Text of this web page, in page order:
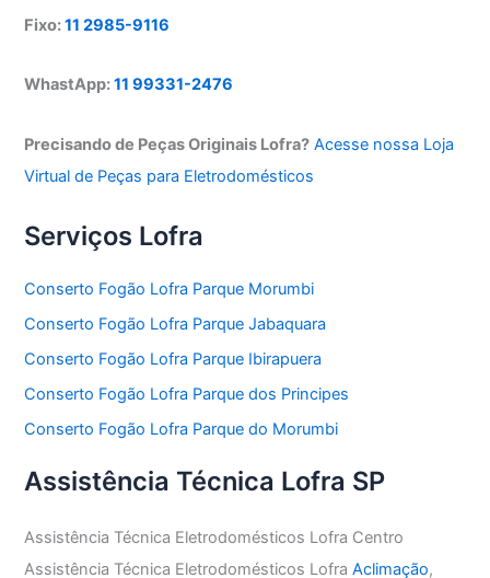
Fixo:11 2985-9116
WhastApp:11 99331-2476
Precisando de Peças Originais Lofra? Acesse nossa Loja
Virtual de Peças para Eletrodomésticos
Serviços Lofra
Conserto Fogão Lofra Parque Morumbi
Conserto Fogão Lofra Parque Jabaquara
Conserto Fogão Lofra Parque Ibirapuera
Conserto Fogão Lofra Parque dos Principes
Conserto Fogão Lofra Parque do Morumbi
Assistência Técnica Lofra SP
Assistência Técnica Eletrodomésticos Lofra Centro
Assistência Técnica Eletrodomésticos LofraAclimação,